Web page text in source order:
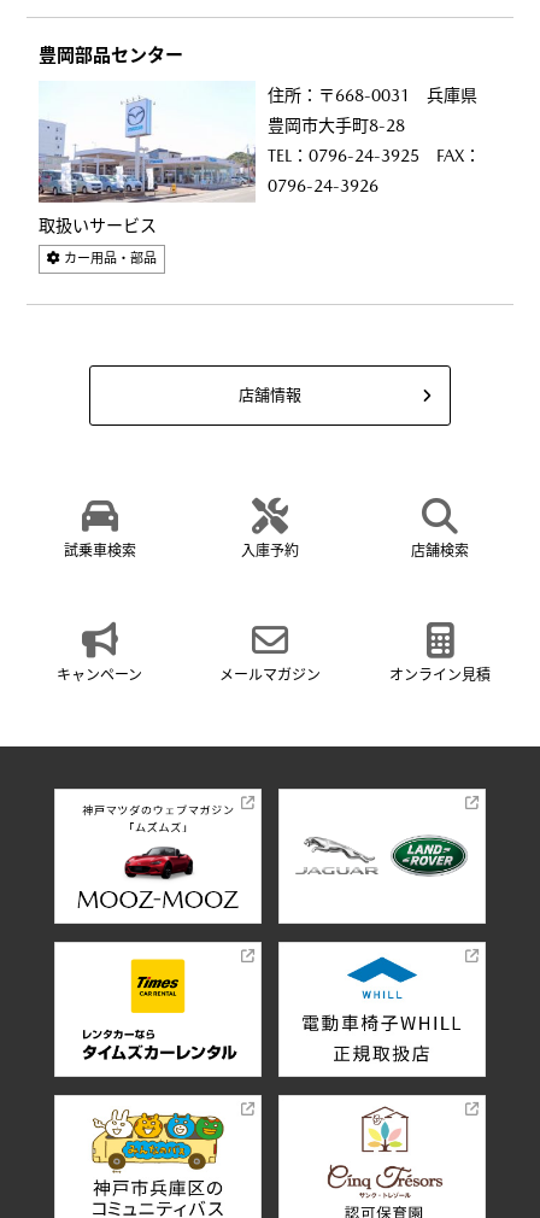
豊岡部品センター
住所：〒668-0031 兵庫県
豊岡市大手町8-28
TEL：0796-24-3925 FAX：
0796-24-3926
取扱いサービス
カー用品・部品
店舗情報
試乗車検索 入庫予約 店舗検索
キャンペーン メールマガジン オンライン見積